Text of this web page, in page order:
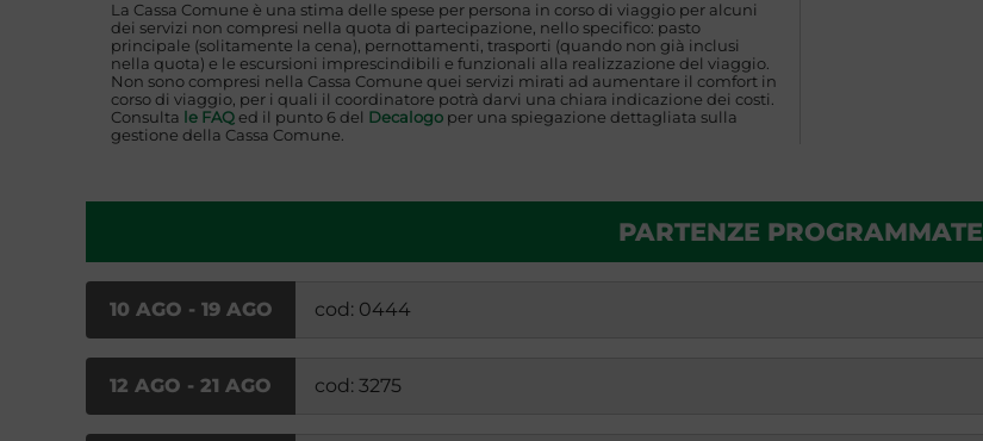
La Cassa Comune è una stima delle spese per persona in corso di viaggio per alcuni
dei servizi non compresi nella quota di partecipazione, nello specifico: pasto
principale (solitamente la cena), pernottamenti, trasporti (quando non già inclusi
nella quota) e le escursioni imprescindibili e funzionali alla realizzazione del viaggio.
Non sono compresi nella Cassa Comune quei servizi mirati ad aumentare il comfort in
corso di viaggio, per i quali il coordinatore potrà darvi una chiara indicazione dei costi.
Consulta le FAQed il punto 6 del Decalogoper una spiegazione dettagliata sulla
gestione della Cassa Comune.
PARTENZE PROGRAMMATE
10 AGO - 19 AGO cod: 0444
12 AGO - 21 AGO cod: 3275